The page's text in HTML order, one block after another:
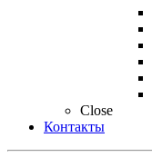
Close
Контакты